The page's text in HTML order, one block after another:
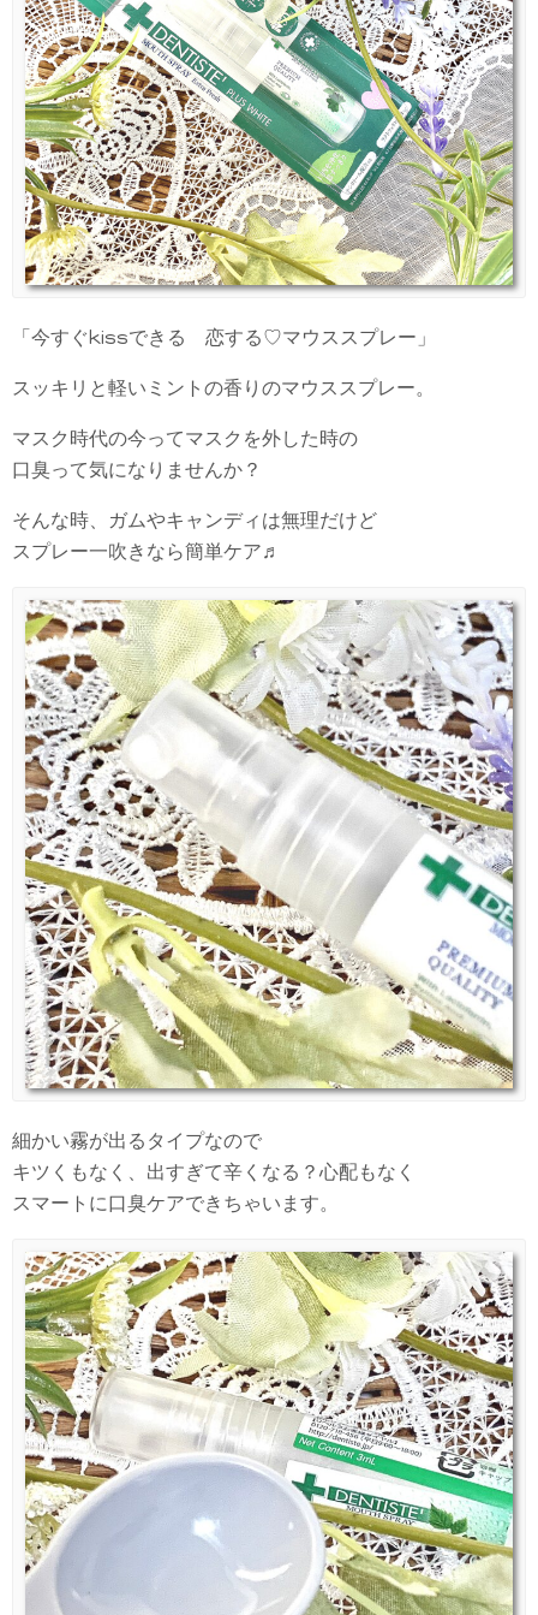
「今すぐkissできる 恋する♡マウススプレー」
スッキリと軽いミントの香りのマウススプレー。
マスク時代の今ってマスクを外した時の
口臭って気になりませんか？
そんな時、ガムやキャンディは無理だけど
スプレー一吹きなら簡単ケア♬
細かい霧が出るタイプなので
キツくもなく、出すぎて辛くなる？心配もなく
スマートに口臭ケアできちゃいます。